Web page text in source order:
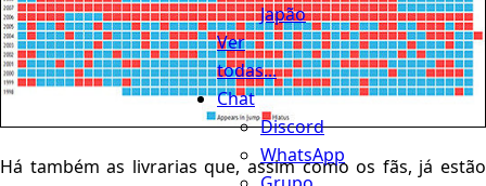
Japão
Ver
todas...
Chat
Discord
WhatsApp
Há também as livrarias que, assim como os fãs, já estão